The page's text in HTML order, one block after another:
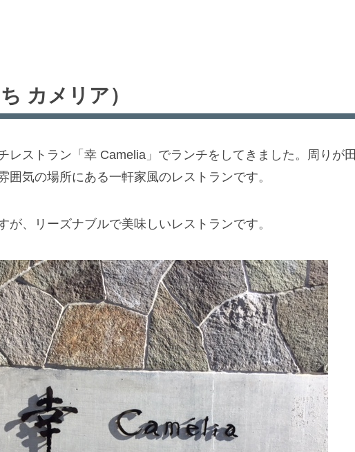
カメリア）
レストラン「幸 Camelia」でランチをしてきました。周りが田
囲気の場所にある一軒家風のレストランです。
が、リーズナブルで美味しいレストランです。